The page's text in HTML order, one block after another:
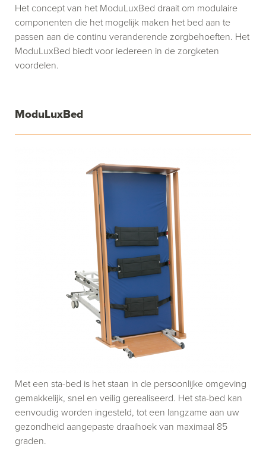
ModuLuxBed
Het concept van het ModuLuxBed draait om modulaire
componenten die het mogelijk maken het bed aan te
passen aan de continu veranderende zorgbehoeften. Het
ModuLuxBed biedt voor iedereen in de zorgketen
voordelen.
Met een sta-bed is het staan in de persoonlijke omgeving
gemakkelijk, snel en veilig gerealiseerd. Het sta-bed kan
eenvoudig worden ingesteld, tot een langzame aan uw
gezondheid aangepaste draaihoek van maximaal 85
graden.